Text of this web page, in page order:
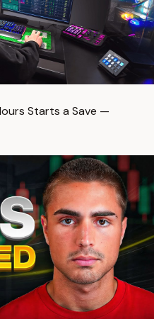
Starts a Save —